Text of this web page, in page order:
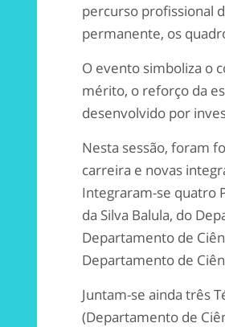
percurso profissional
permanente, os
O evento simboliza o
mérito, o reforço da
desenvolvido por
Nesta sessão, foram
carreira e novas
Integraram-se quatro
da Silva Balula, do
Departamento de
Departamento de
Juntam-se ainda três
(Departamento de